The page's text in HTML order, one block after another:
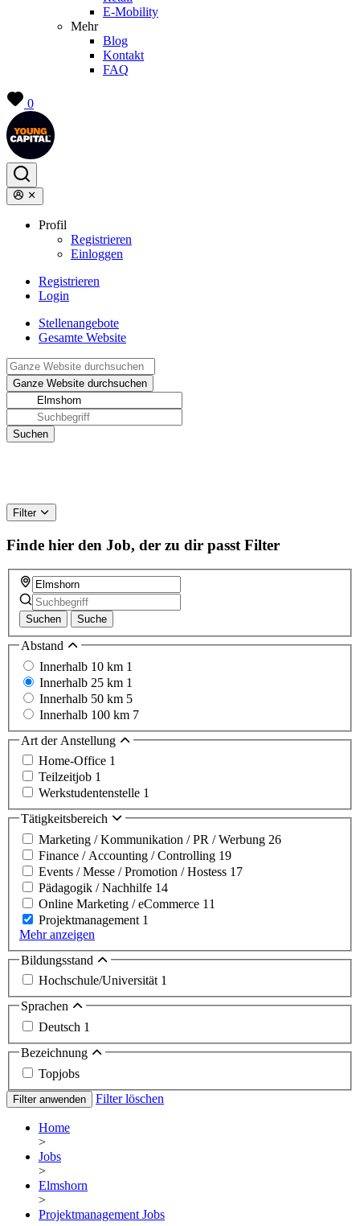
E-Mobility
Mehr
Blog
Kontakt
FAQ
0
Profil
Registrieren
Einloggen
Registrieren
Login
Stellenangebote
Gesamte Website
Filter
Finde hier den Job, der zu dir passt Filter
Suchen Suche
Abstand
Innerhalb 10 km 1
Innerhalb 25 km 1
Innerhalb 50 km 5
Innerhalb 100 km 7
Art der Anstellung
Home-Office 1
Teilzeitjob 1
Werkstudentenstelle 1
Tätigkeitsbereich
Marketing / Kommunikation / PR / Werbung 26
Finance / Accounting / Controlling 19
Events / Messe / Promotion / Hostess 17
Pädagogik / Nachhilfe 14
Online Marketing / eCommerce 11
Projektmanagement 1
Mehr anzeigen
Bildungsstand
Hochschule/Universität 1
Sprachen
Deutsch 1
Bezeichnung
Topjobs
Filter anwenden Filter löschen
Home
>
Jobs
>
Elmshorn
>
Projektmanagement Jobs